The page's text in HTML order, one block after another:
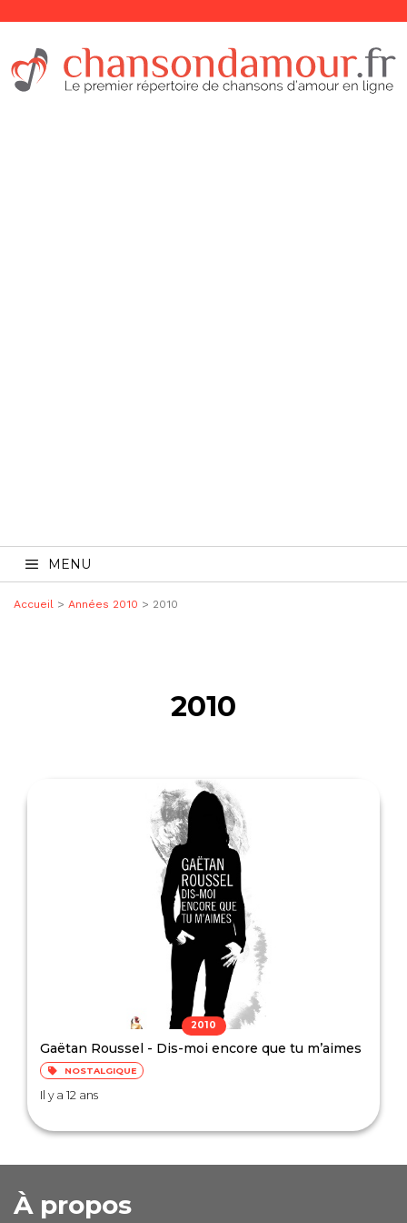
MENU
Accueil > Années 2010 > 2010
2010
2010
Gaëtan Roussel - Dis-moi encore que tu m’aimes
NOSTALGIQUE
Il y a 12 ans
À propos